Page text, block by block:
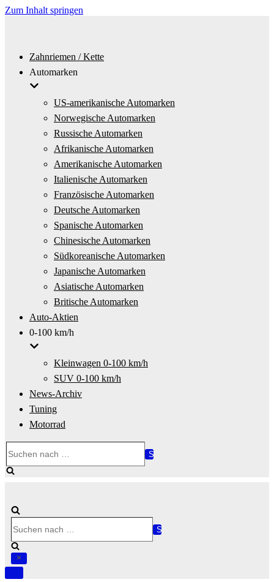
Zum Inhalt springen
Zahnriemen / Kette
Automarken
US-amerikanische Automarken
Norwegische Automarken
Russische Automarken
Afrikanische Automarken
Amerikanische Automarken
Italienische Automarken
Französische Automarken
Deutsche Automarken
Spanische Automarken
Chinesische Automarken
Südkoreanische Automarken
Japanische Automarken
Asiatische Automarken
Britische Automarken
Auto-Aktien
0-100 km/h
Kleinwagen 0-100 km/h
SUV 0-100 km/h
News-Archiv
Tuning
Motorrad
nach …
nach …
Navigation